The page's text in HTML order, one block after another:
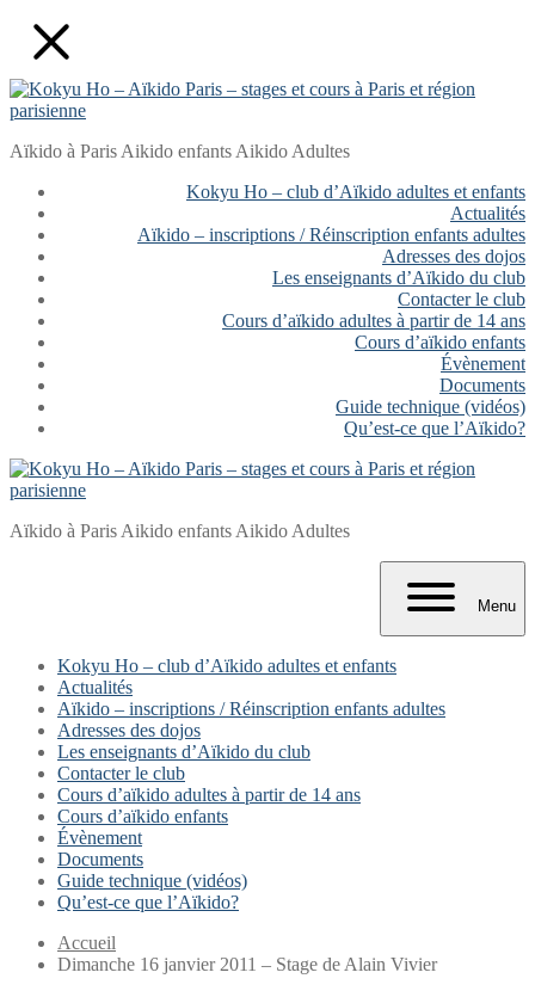
contenu
Menu
Aïkido à Paris Aikido enfants Aikido Adultes
Kokyu Ho – club d’Aïkido adultes et enfants
Actualités
Aïkido – inscriptions / Réinscription enfants adultes
Adresses des dojos
Les enseignants d’Aïkido du club
Contacter le club
Cours d’aïkido adultes à partir de 14 ans
Cours d’aïkido enfants
Évènement
Documents
Guide technique (vidéos)
Qu’est-ce que l’Aïkido?
Aïkido à Paris Aikido enfants Aikido Adultes
Menu
Kokyu Ho – club d’Aïkido adultes et enfants
Actualités
Aïkido – inscriptions / Réinscription enfants adultes
Adresses des dojos
Les enseignants d’Aïkido du club
Contacter le club
Cours d’aïkido adultes à partir de 14 ans
Cours d’aïkido enfants
Évènement
Documents
Guide technique (vidéos)
Qu’est-ce que l’Aïkido?
Accueil
Dimanche 16 janvier 2011 – Stage de Alain Vivier